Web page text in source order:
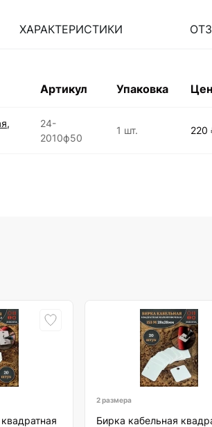
ХАРАКТЕРИСТИКИ
Артикул Упаковка
24-
2010ф50
1 шт. 220
2 размера
Бирка кабельная